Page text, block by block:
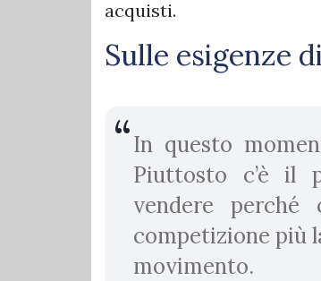
acquisti.
Sulle esigenze
In questo
Piuttosto c’è il
vendere
competizione più
movimento.